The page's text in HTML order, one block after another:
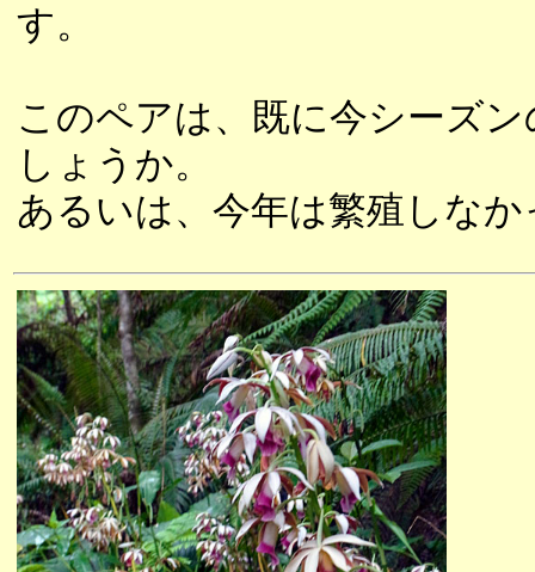
す。
このペアは、既に今シーズ
しょうか。
あるいは、今年は繁殖しな